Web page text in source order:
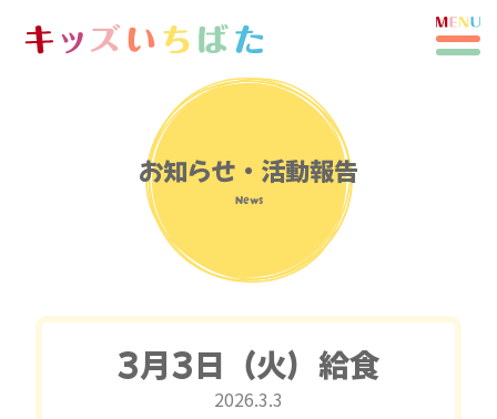
お知らせ・活動報告
News
3月3日（火）給食
2026.3.3